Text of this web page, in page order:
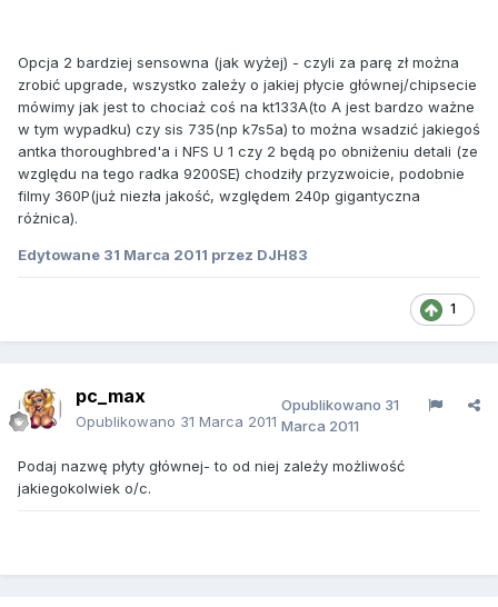
Opcja 2 bardziej sensowna (jak wyżej) - czyli za parę zł można
zrobić upgrade, wszystko zależy o jakiej płycie głównej/chipsecie
mówimy jak jest to chociaż coś na kt133A(to A jest bardzo ważne
w tym wypadku) czy sis 735(np k7s5a) to można wsadzić jakiegoś
antka thoroughbred'a i NFS U 1 czy 2 będą po obniżeniu detali (ze
względu na tego radka 9200SE) chodziły przyzwoicie, podobnie
filmy 360P(już niezła jakość, względem 240p gigantyczna
różnica).
Edytowane 31 Marca 2011 przez DJH83
1
pc_max
Opublikowano 31 Marca 2011
Opublikowano 31
Marca 2011
Podaj nazwę płyty głównej- to od niej zależy możliwość
jakiegokolwiek o/c.